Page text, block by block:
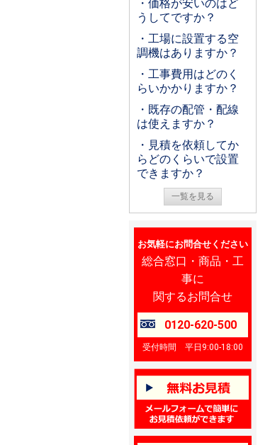
・価格が安いのはど
うしてですか？
・工場に設置する空
調機はありますか？
・工事費用はどのく
らいかかりますか？
・既存の配管・配線
は使えますか？
・見積を依頼してか
らどのくらいで設置
できますか？
一覧を見る
お気軽にお問合せください
総合窓口・商品・工
事に
関するお問合せ
0120-620-500
受付時間 平日9:00-18:00